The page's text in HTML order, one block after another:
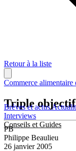
Brèves et actus
Interviews
Conseils et Guides
Retour à la liste
Commerce alimentaire
Triple
PB
Philippe Beaulieu
26 janvier 2005